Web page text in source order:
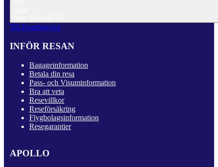
Till Kundservice
INFÖR RESAN
Bagageinformation
Betala din resa
Pass- och Visuminformation
Bra att veta
Resevillkor
Reseförsäkring
Flygbolagsinformation
Resegarantier
APOLLO